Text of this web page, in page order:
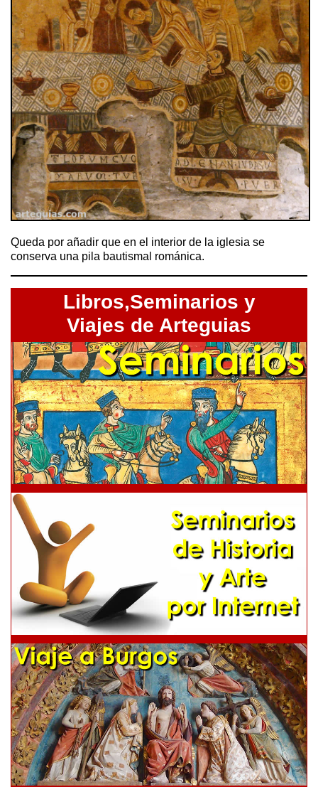
Queda por añadir que en el interior de la iglesia se
conserva una pila bautismal románica.
Libros,Seminarios y
Viajes de Arteguias